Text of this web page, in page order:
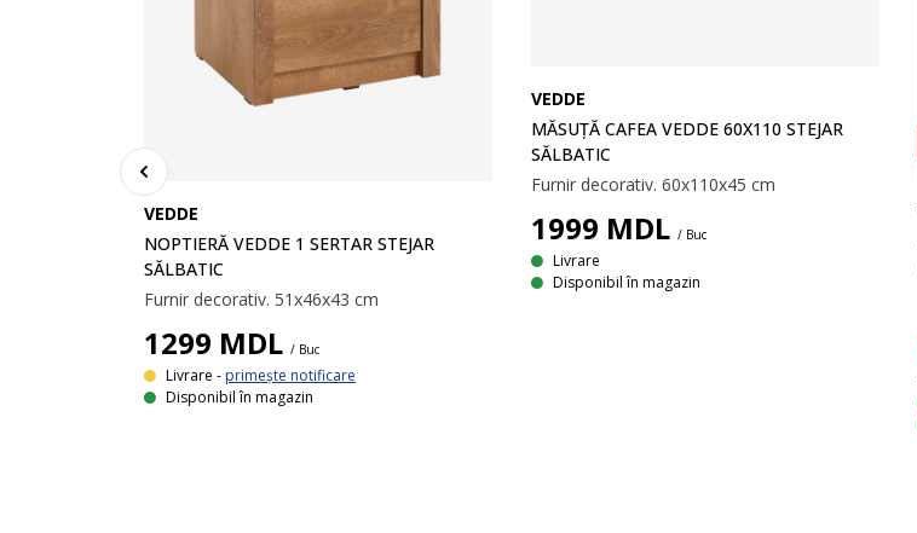
VEDDE
NOPTIERĂ VEDDE 1 SERTAR STEJAR
SĂLBATIC
Furnir decorativ. 51x46x43 cm
1299 MDL / Buc
Livrare - primește notificare
Disponibil în magazin
VEDDE
MĂSUȚĂ CAFEA VEDDE 60X110 STEJAR
SĂLBATIC
Furnir decorativ. 60x110x45 cm
1999 MDL / Buc
Livrare
Disponibil în magazin